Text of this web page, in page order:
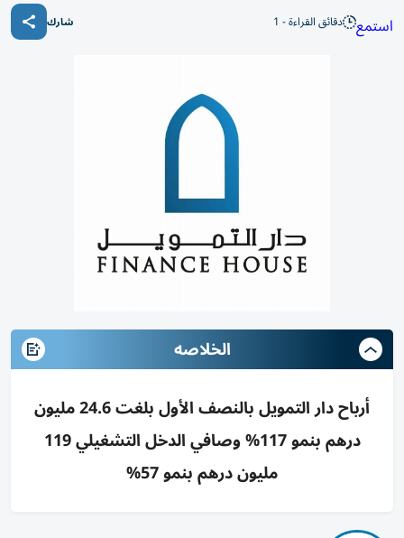
استمع دقائق القراءة - 1 شارك
الخلاصه
أرباح دار التمويل بالنصف الأول بلغت 24.6 مليون
درهم بنمو 117% وصافي الدخل التشغيلي 119
مليون درهم بنمو 57%